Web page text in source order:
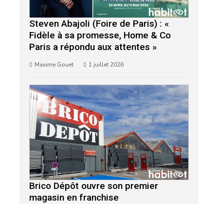
Steven Abajoli (Foire de Paris) : «
Fidèle à sa promesse, Home & Co
Paris a répondu aux attentes »
Maxime Gouet 1 juillet 2026
Brico Dépôt ouvre son premier
magasin en franchise